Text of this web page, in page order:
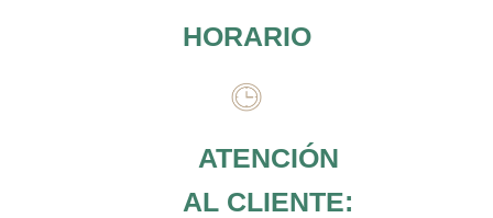
HORARIO
ATENCIÓN
AL CLIENTE: